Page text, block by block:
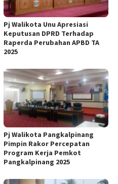
Pj Walikota Unu Apresiasi
Keputusan DPRD Terhadap
Raperda Perubahan APBD TA
2025
Pj Walikota Pangkalpinang
Pimpin Rakor Percepatan
Program Kerja Pemkot
Pangkalpinang 2025